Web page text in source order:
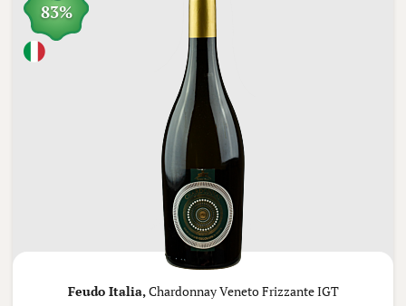
83%
Feudo Italia, Chardonnay Veneto Frizzante IGT